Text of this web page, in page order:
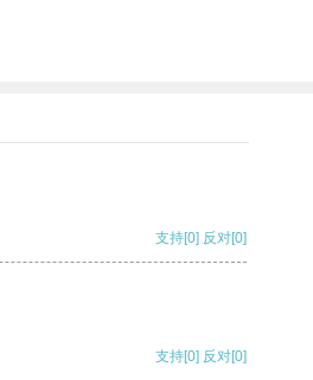
支持[0] 反对[0]
支持[0] 反对[0]